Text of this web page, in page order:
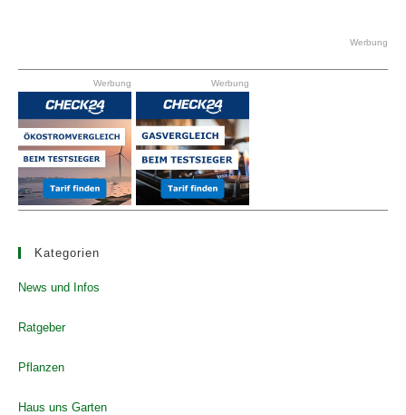
the
Werbung
Werbung Werbung
Kategorien
News und Infos
Ratgeber
Pflanzen
Haus uns Garten